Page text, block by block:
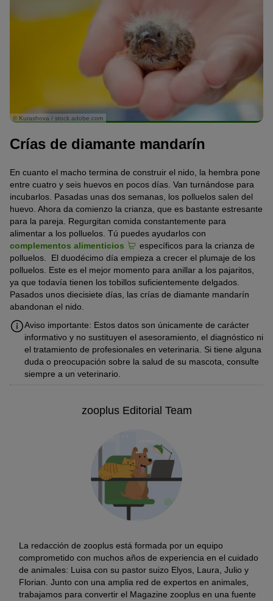
© Kurashova / stock.adobe.com
Crías de diamante mandarín
En cuanto el macho termina de construir el nido, la hembra pone
entre cuatro y seis huevos en pocos días. Van turnándose para
incubarlos. Pasadas unas dos semanas, los polluelos salen del
huevo. Ahora da comienzo la crianza, que es bastante estresante
para la pareja. Regurgitan comida constantemente para
alimentar a los polluelos. Tú puedes ayudarlos con
complementos alimenticios
específicos para la crianza de
polluelos. El duodécimo día empieza a crecer el plumaje de los
polluelos. Este es el mejor momento para anillar a los pajaritos,
ya que todavía tienen los tobillos suficientemente delgados.
Pasados unos diecisiete días, las crías de diamante mandarín
abandonan el nido.
Aviso importante: Estos datos son únicamente de carácter
informativo y no sustituyen el asesoramiento, el diagnóstico ni
el tratamiento de profesionales en veterinaria. Si tiene alguna
duda o preocupación sobre la salud de su mascota, consulte
siempre a un veterinario.
zooplus Editorial Team
La redacción de zooplus está formada por un equipo
comprometido con muchos años de experiencia en el cuidado
de animales: Luisa con su pastor suizo Elyos, Laura, Julio y
Florian. Junto con una amplia red de expertos en animales,
trabajamos para convertir el Magazine zooplus en una fuente